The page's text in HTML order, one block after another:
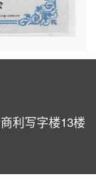
利写字楼13楼